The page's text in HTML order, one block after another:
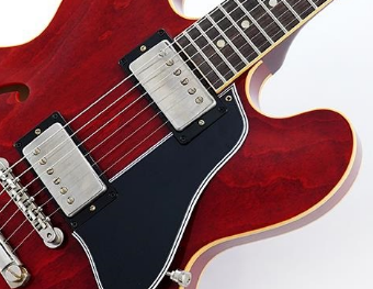
DTM イン納品
ヴィンテージ